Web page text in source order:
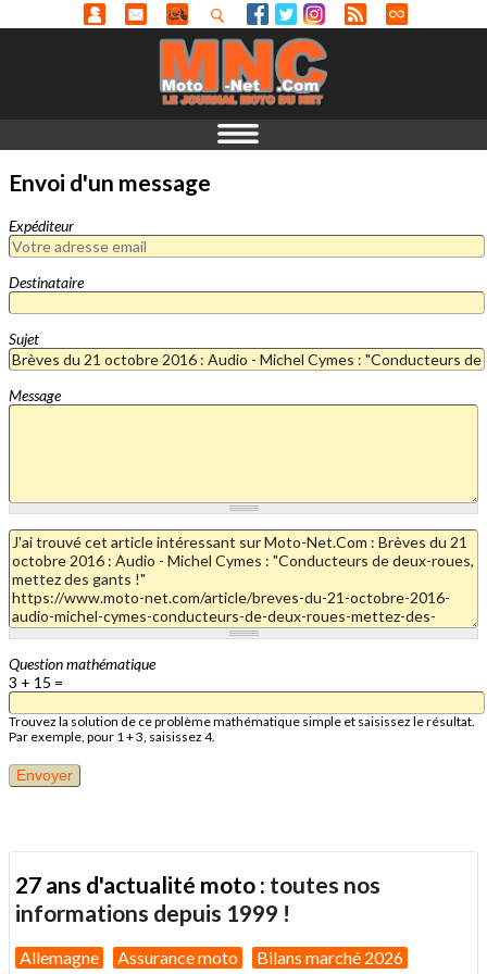
Envoi d'un message
Expéditeur
Destinataire
Sujet
Message
Question mathématique
3 + 15 =
Trouvez la solution de ce problème mathématique simple et saisissez le résultat.
Par exemple, pour 1 + 3, saisissez 4.
27 ans d'actualité moto : toutes nos
informations depuis 1999 !
Allemagne Assurance moto Bilans marché 2026